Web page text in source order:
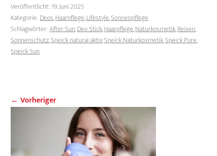
Veröffentlicht: 19. Juni 2025
Kategorie: Deos,Haarpflege,Lifestyle,Sonnenpflege
Schlagwörter:After Sun,Deo Stick,Haarpflege,Naturkosmetik,Reisen,
Sonnenschutz,Speick natural aktiv,Speick Naturkosmetik,Speick Pure,
Speick Sun
← Vorheriger